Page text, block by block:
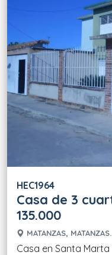
HEC1964
Casa de 3
135.000
MATANZAS, MATANZAS.
Casa en Santa